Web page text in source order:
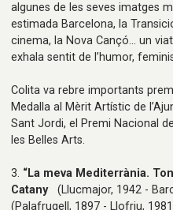
algunes de les seves imatges
estimada Barcelona, la
cinema, la Nova Cançó... un
exhala sentit de l’humor,
Colita va rebre importants
Medalla al Mèrit Artístic de
Sant Jordi, el Premi Nacional
les Belles Arts.
3. “La meva Mediterrània.
Catany(Llucmajor, 1942 -
(Palafrugell, 1897 - Llofriu,